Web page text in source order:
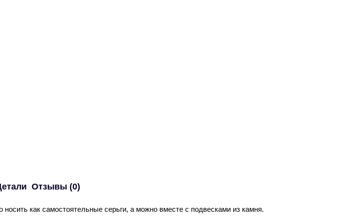
Отзывы (0)
как самостоятельные серьги, а можно вместе с подвесками из камня.